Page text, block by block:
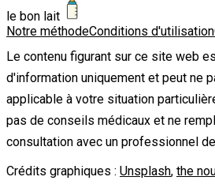
le bon lait
Notre méthodeConditions d'utilisation
Le contenu figurant sur ce site web
d'information uniquement et peut ne
applicable à votre situation
pas de conseils médicaux et ne
consultation avec un professionnel
Crédits graphiques : Unsplash, the